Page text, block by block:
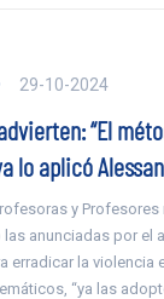
29-10-2024
“El
lo aplicó
y
anunciadas por el
erradicar la violencia
“ya las